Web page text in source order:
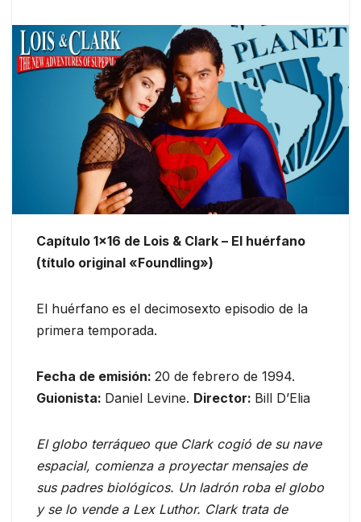
Capítulo 1×16 de Lois & Clark – El huérfano
(título original «Foundling»)
El huérfano es el decimosexto episodio de la
primera temporada.
Fecha de emisión: 20 de febrero de 1994.
Guionista: Daniel Levine. Director: Bill D’Elia
El globo terráqueo que Clark cogió de su nave
espacial, comienza a proyectar mensajes de
sus padres biológicos. Un ladrón roba el globo
y se lo vende a Lex Luthor. Clark trata de